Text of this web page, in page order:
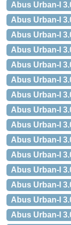
Abus Urban-I
Abus Urban-I
Abus Urban-I
Abus Urban-I
Abus Urban-I
Abus Urban-I
Abus Urban-I
Abus Urban-I
Abus Urban-I
Abus Urban-I
Abus Urban-I
Abus Urban-I
Abus Urban-I
Abus Urban-I
Abus Urban-I